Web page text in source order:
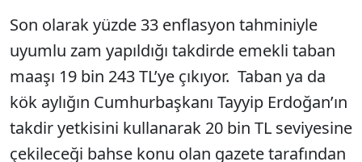
Son olarak yüzde 33 enflasyon tahminiyle
uyumlu zam yapıldığı takdirde emekli taban
maaşı 19 bin 243 TL’ye çıkıyor. Taban ya da
kök aylığın Cumhurbaşkanı Tayyip Erdoğan’ın
takdir yetkisini kullanarak 20 bin TL seviyesine
çekileceği bahse konu olan gazete tarafından